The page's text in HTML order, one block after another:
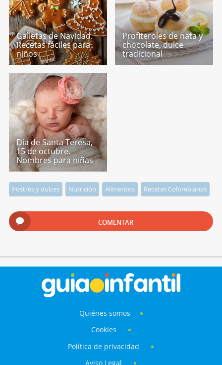
Galletas de Navidad.
Recetas fáciles para
niños
Profiteroles de nata y
chocolate, dulce
tradicional
Día de Santa Teresa,
15 de octubre.
Nombres para niñas
Postres y dulces Nutrición Alimentos Recetas Colombianas
COMENTAR
Quiénes somos
Cookies
Política de privacidad
Aviso Legal